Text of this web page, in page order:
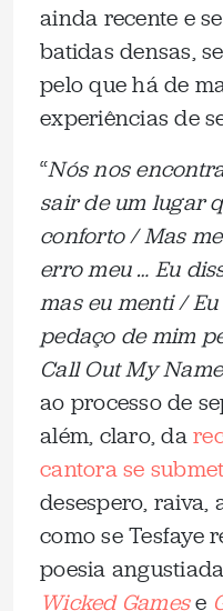
ainda recente e
batidas densas,
pelo que há de
experiências de
“Nós nos
sair de um lugar
conforto / Mas
erro meu … Eu
mas eu menti /
pedaço de mim
Call Out My Name
ao processo de
além, claro, da
cantora se
desespero, raiva,
como se Tesfaye
poesia
Wicked Gamese